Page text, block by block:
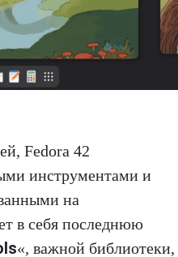
Fedora 42
инструментами и
на
в себя последнюю
«, важной библиотеки,